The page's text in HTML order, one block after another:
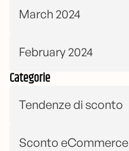
March 2024
February 2024
Categorie
Tendenze di sconto
Sconto eCommerce